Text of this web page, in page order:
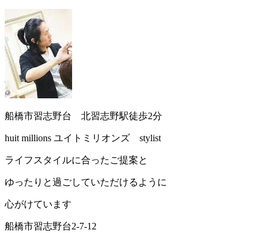
船橋市習志野台 北習志野駅徒歩2分
huit millions ユイトミリオンズ stylist
ライフスタイルに合ったご提案と
ゆったりと過ごしていただけるように
心がけています
船橋市習志野台2-7-12